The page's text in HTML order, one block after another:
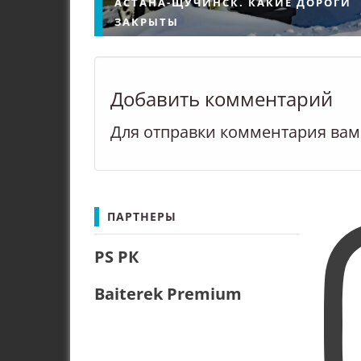
ЗАКРЫТЫ
Астана-Щучинск. Щучинск-
Какие дороги закрыты в
Добавить комментарий
Для отправки комментария
ПАРТНЕРЫ
PS РК
Baiterek Premium